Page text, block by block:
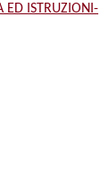
ED ISTRUZIONI-